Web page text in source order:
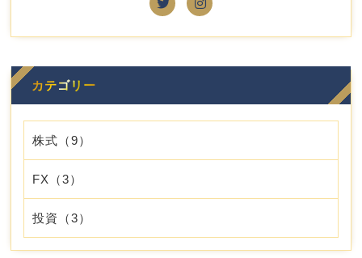
カテゴリー
株式 （9）
FX （3）
投資 （3）